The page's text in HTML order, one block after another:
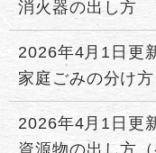
消火器の出し方
2026年4月1日更
家庭ごみの分け
2026年4月1日更
資源物の出し方